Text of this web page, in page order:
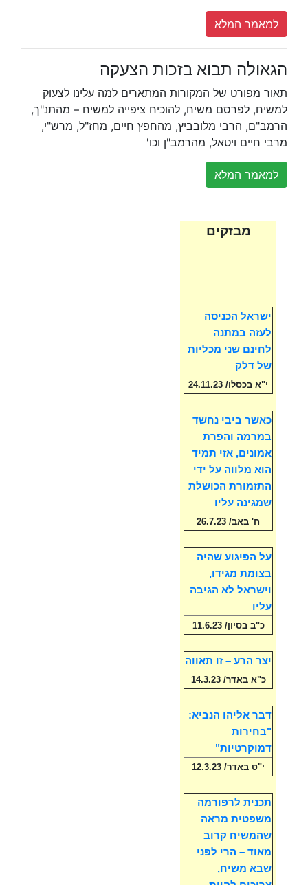
למאמר המלא
הגאולה תבוא בזכות הצעקה
תאור מפורט של המקורות המתארים למה עלינו לצעוק
למשיח, לפרסם משיח, להוכיח ציפייה למשיח – מהתנ"ך,
הרמב"ם, הרבי מלובביץ, מהחפץ חיים, מחז"ל, מרש"י,
מרבי חיים ויטאל, מהרמב"ן וכו'
למאמר המלא
מבזקים
ישראל הכניסה
לעזה במתנה
לחינם שני מכליות
של דלק
י"א בכסלו/ 24.11.23
כאשר ביבי נחשד
במרמה והפרת
אמונים, אזי תמיד
הוא מלווה על ידי
התזמורת הכושלת
שמגינה עליו
ח' באב/ 26.7.23
על הפיגוע שהיה
בצומת מגידו,
וישראל לא הגיבה
עליו
כ"ב בסיון/ 11.6.23
יצר הרע – זו תאווה
כ"א באדר/ 14.3.23
דבר אליהו הנביא:
"בחירות
דמוקרטיות"
י"ט באדר/ 12.3.23
תכנית לרפורמה
משפטית מראה
שהמשיח קרוב
מאוד – הרי לפני
שבא משיח,